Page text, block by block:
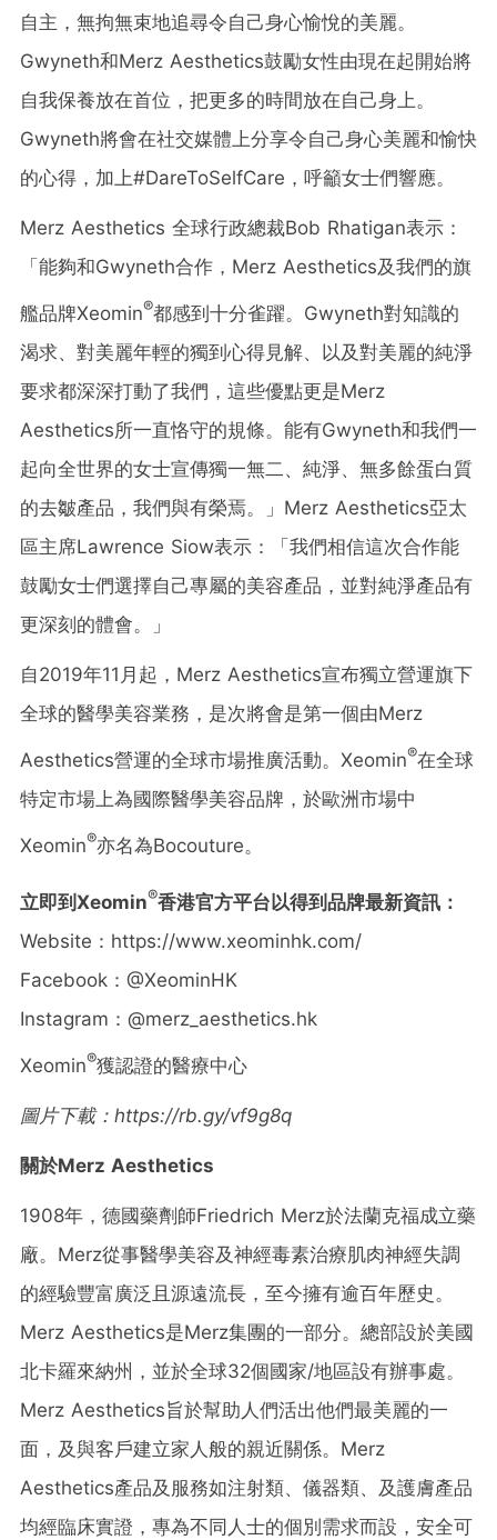
自主，無拘無束地追尋令自己身心愉悅的美麗。
Gwyneth和Merz Aesthetics鼓勵女性由現在起開始將
自我保養放在首位，把更多的時間放在自己身上。
Gwyneth將會在社交媒體上分享令自己身心美麗和愉快
的心得，加上#DareToSelfCare，呼籲女士們響應。
Merz Aesthetics 全球行政總裁Bob Rhatigan表示：
「能夠和Gwyneth合作，Merz Aesthetics及我們的旗
艦品牌Xeomin®都感到十分雀躍。Gwyneth對知識的
渴求、對美麗年輕的獨到心得見解、以及對美麗的純淨
要求都深深打動了我們，這些優點更是Merz
Aesthetics所一直恪守的規條。能有Gwyneth和我們一
起向全世界的女士宣傳獨一無二、純淨、無多餘蛋白質
的去皺產品，我們與有榮焉。」Merz Aesthetics亞太
區主席Lawrence Siow表示：「我們相信這次合作能
鼓勵女士們選擇自己專屬的美容產品，並對純淨產品有
更深刻的體會。」
自2019年11月起，Merz Aesthetics宣布獨立營運旗下
全球的醫學美容業務，是次將會是第一個由Merz
Aesthetics營運的全球市場推廣活動。Xeomin®在全球
特定市場上為國際醫學美容品牌，於歐洲市場中
Xeomin®亦名為Bocouture。
立即到 Xeomin®香港官方平台以得到品牌最新資訊：
Website：https://www.xeominhk.com/
Facebook：@XeominHK
Instagram：@merz_aesthetics.hk
Xeomin®獲認證的醫療中心
圖片下載： https://rb.gy/vf9g8q
關於Merz Aesthetics
1908年，德國藥劑師Friedrich Merz於法蘭克福成立藥
廠。Merz從事醫學美容及神經毒素治療肌肉神經失調
的經驗豐富廣泛且源遠流長，至今擁有逾百年歷史。
Merz Aesthetics是Merz集團的一部分。總部設於美國
北卡羅來納州，並於全球32個國家/地區設有辦事處。
Merz Aesthetics旨於幫助人們活出他們最美麗的一
面，及與客戶建立家人般的親近關係。Merz
Aesthetics產品及服務如注射類、儀器類、及護膚產品
均經臨床實證，專為不同人士的個別需求而設，安全可